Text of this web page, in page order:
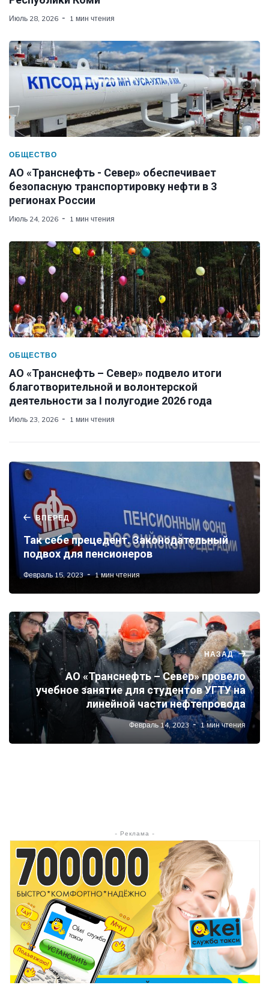
Июль 28, 2026 1 мин чтения
ОБЩЕСТВО
АО «Транснефть - Север» обеспечивает
безопасную транспортировку нефти в 3
регионах России
Июль 24, 2026 1 мин чтения
ОБЩЕСТВО
АО «Транснефть – Север» подвело итоги
благотворительной и волонтерской
деятельности за I полугодие 2026 года
Июль 23, 2026 1 мин чтения
ВПЕРЕД
Так себе прецедент. Законодательный
подвох для пенсионеров
Февраль 15, 2023 1 мин чтения
НАЗАД
АО «Транснефть – Север» провело
учебное занятие для студентов УГТУ на
линейной части нефтепровода
Февраль 14, 2023 1 мин чтения
- Реклама -